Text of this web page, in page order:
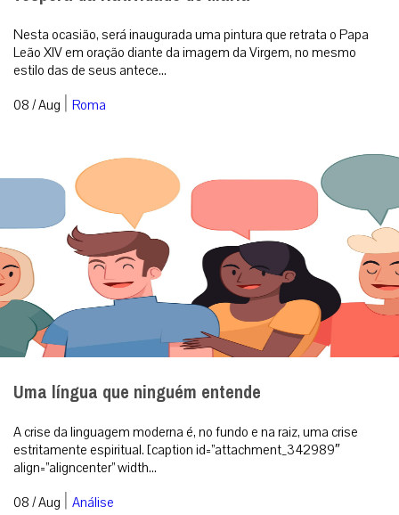
Nesta ocasião, será inaugurada uma pintura que retrata o Papa
Leão XIV em oração diante da imagem da Virgem, no mesmo
estilo das de seus antece...
08 / Aug | Roma
Uma língua que ninguém entende
A crise da linguagem moderna é, no fundo e na raiz, uma crise
estritamente espiritual. [caption id=”attachment_342989″
align=”aligncenter” width...
08 / Aug | Análise